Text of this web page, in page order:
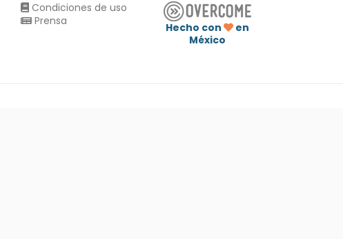
Condiciones de uso
Prensa
Hecho con
en
México